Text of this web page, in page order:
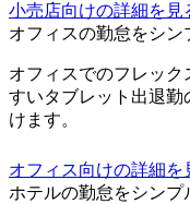
小売店向けの詳細を見
オフィスの勤怠をシン
オフィスでのフレッ
すいタブレット出退
けます。
オフィス向けの詳細を
ホテルの勤怠をシンプ